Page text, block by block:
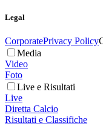
Legal
CorporatePrivacy Policy
Media
Video
Foto
Live e Risultati
Live
Diretta Calcio
Risultati e Classifiche